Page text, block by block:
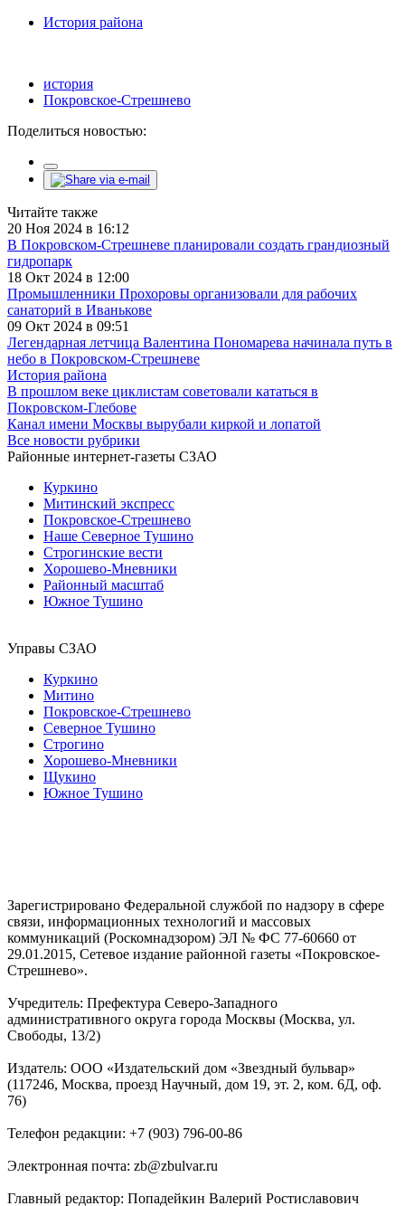
История района
история
Покровское-Стрешнево
Поделиться новостью:
Читайте также
20 Ноя 2024 в 16:12
В Покровском-Стрешневе планировали создать грандиозный
гидропарк
18 Окт 2024 в 12:00
Промышленники Прохоровы организовали для рабочих
санаторий в Иванькове
09 Окт 2024 в 09:51
Легендарная летчица Валентина Пономарева начинала путь в
небо в Покровском-Стрешневе
История района
В прошлом веке циклистам советовали кататься в
Покровском-Глебове
Канал имени Москвы вырубали киркой и лопатой
Все новости рубрики
Районные интернет-газеты СЗАО
Куркино
Митинский экспресс
Покровское-Стрешнево
Наше Северное Тушино
Строгинские вести
Хорошево-Мневники
Районный масштаб
Южное Тушино
Управы СЗАО
Куркино
Митино
Покровское-Стрешнево
Северное Тушино
Строгино
Хорошево-Мневники
Щукино
Южное Тушино
Зарегистрировано Федеральной службой по надзору в сфере
связи, информационных технологий и массовых
коммуникаций (Роскомнадзором) ЭЛ № ФС 77-60660 от
29.01.2015, Сетевое издание районной газеты «Покровское-
Стрешнево».
Учредитель: Префектура Северо-Западного
административного округа города Москвы (Москва, ул.
Свободы, 13/2)
Издатель: ООО «Издательский дом «Звездный бульвар»
(117246, Москва, проезд Научный, дом 19, эт. 2, ком. 6Д, оф.
76)
Телефон редакции: +7 (903) 796-00-86
Электронная почта: zb@zbulvar.ru
Главный редактор: Попадейкин Валерий Ростиславович